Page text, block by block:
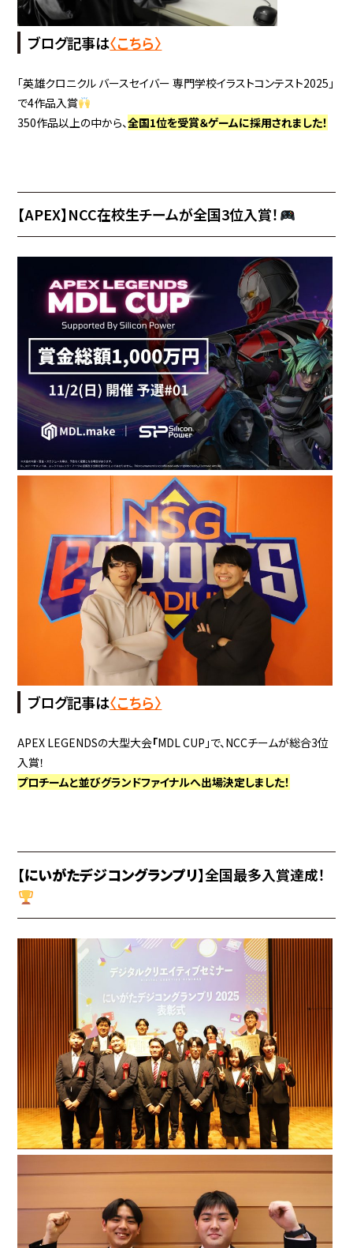
ブログ記事は〈こちら〉
「英雄クロニクル バースセイバー 専門学校イラストコンテスト2025」
で4作品入賞
350作品以上の中から、全国1位を受賞＆ゲームに採用されました！
【APEX】NCC在校生チームが全国3位入賞！
ブログ記事は〈こちら〉
APEX LEGENDSの大型大会「MDL CUP」で、NCCチームが総合3位
入賞！
プロチームと並びグランドファイナルへ出場決定しました！
【にいがたデジコングランプリ】全国最多入賞達成！